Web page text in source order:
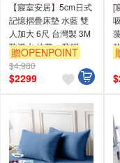
【寢室安居】5cm日式
記憶摺疊床墊 水藍 雙
人加大 6尺 台灣製 3M
防潑水 抗菌 + 防蹣
贈OPENPOINT
$4,980
$2299
[
$